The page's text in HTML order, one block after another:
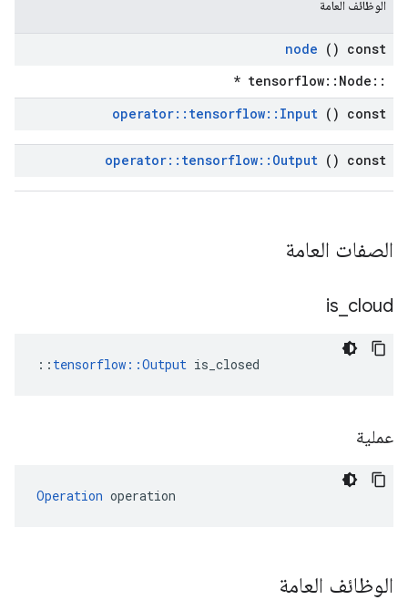
الوظائف العامة
node () const
::tensorflow::Node *
operator:: tensorflow:: Input () const
operator:: tensorflow:: Output () const
الصفات العامة
is cloud
:: tensorflow::Output is_closed
عملية
Operation operation
الوظائف العامة